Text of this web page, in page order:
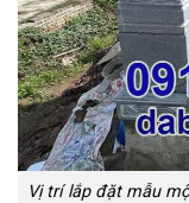
Vị trí lắp đặt mẫu